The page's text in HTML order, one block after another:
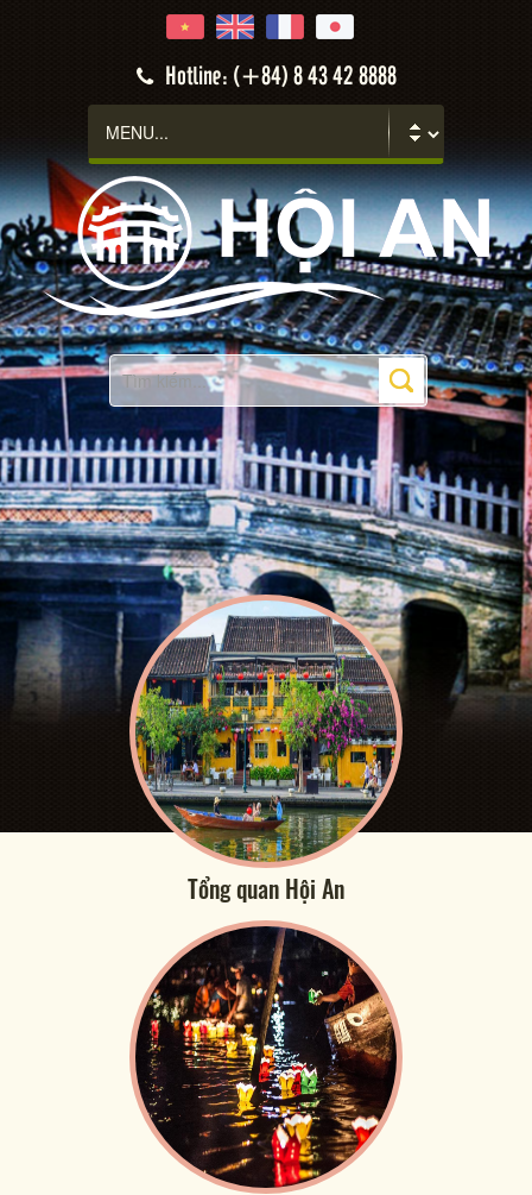
Hotline: (+84) 8 43 42 8888
Tổng quan Hội An